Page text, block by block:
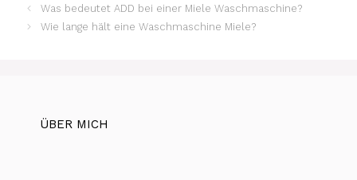
Was bedeutet ADD bei einer Miele Waschmaschine?
Wie lange hält eine Waschmaschine Miele?
ÜBER MICH